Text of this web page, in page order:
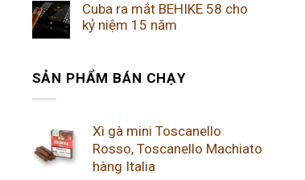
Cuba ra mắt BEHIKE 58 cho
kỷ niệm 15 năm
SẢN PHẨM BÁN CHẠY
Xì gà mini Toscanello
Rosso, Toscanello Machiato
hàng Italia